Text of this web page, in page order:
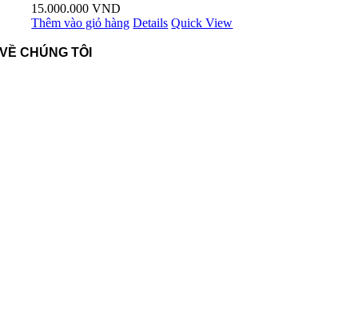
15.000.000VND
Thêm vào giỏ hàng Details Quick View
VỀ CHÚNG TÔI